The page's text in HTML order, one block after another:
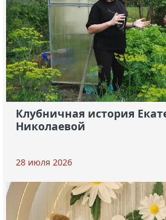
Клубничная история
Николаевой
28 июля 2026